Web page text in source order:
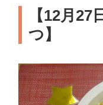
【12月
つ】